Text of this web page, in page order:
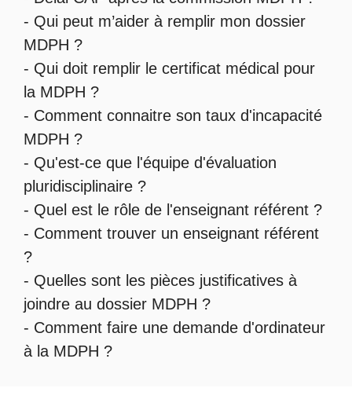
- Qui peut m’aider à remplir mon dossier
MDPH ?
- Qui doit remplir le certificat médical pour
la MDPH ?
- Comment connaitre son taux d'incapacité
MDPH ?
- Qu'est-ce que l'équipe d'évaluation
pluridisciplinaire ?
- Quel est le rôle de l'enseignant référent ?
- Comment trouver un enseignant référent
?
- Quelles sont les pièces justificatives à
joindre au dossier MDPH ?
- Comment faire une demande d'ordinateur
à la MDPH ?